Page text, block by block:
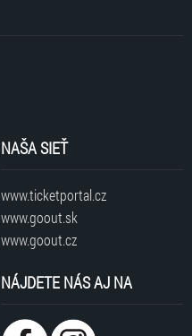
NAŠA SIEŤ
www.ticketportal.cz
www.goout.sk
www.goout.cz
NÁJDETE NÁS AJ NA